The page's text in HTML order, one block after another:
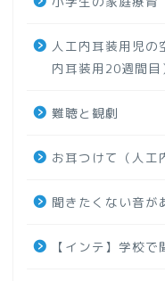
人工内耳装用児の
内耳装用20週間目
難聴と観劇
お耳つけて（人工
聞きたくない音が
【インテ】学校